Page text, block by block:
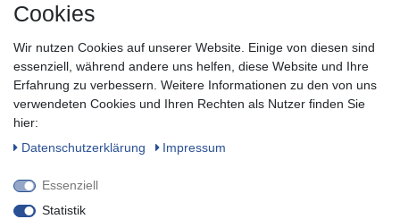
Sie keine Neuigkeit oder Aktion aus unserem Shop.
Zum Newsletter anmelden
SOCIAL
Cookies
Wir nutzen Cookies auf unserer Website. Einige von diesen sind
essenziell, während andere uns helfen, diese Website und Ihre
Erfahrung zu verbessern. Weitere Informationen zu den von uns
verwendeten Cookies und Ihren Rechten als Nutzer finden Sie
hier:
Daten­schutz­erklärung
Impressum
Essenziell
Statistik